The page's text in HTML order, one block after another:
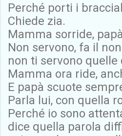
Perché porti i
Chiede zia.
Mamma sorride,
Non servono, fa il
non ti servono quelle
Mamma ora ride,
E papà scuote
Parla lui, con quella
Perché io sono
dice quella parola